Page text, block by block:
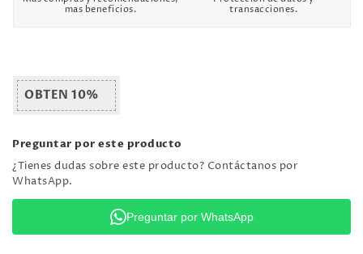
mas beneficios.
transacciones.
OBTEN 10%
Preguntar por este producto
¿Tienes dudas sobre este producto? Contáctanos por
WhatsApp.
Preguntar por WhatsApp